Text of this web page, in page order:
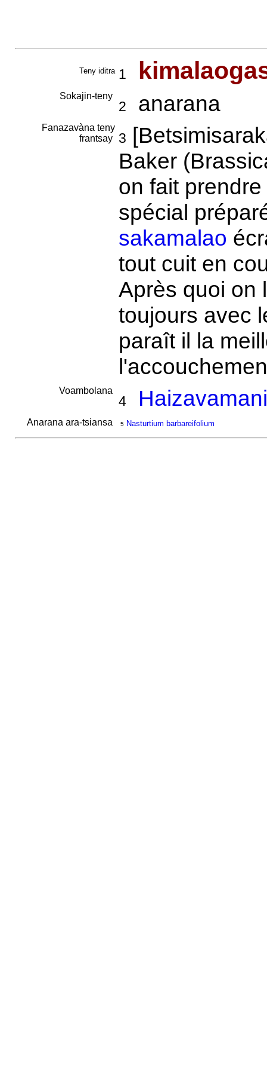
Teny iditra 1
Sokajin-teny
2 anarana
Fanazavàna teny
frantsay
3
Baker
on fait
spécial
sakamalao
tout cuit en
Après quoi on
toujours avec
paraît il la
Voambolana
4
Anarana ara-tsiansa 5 Nasturtium barbareifolium